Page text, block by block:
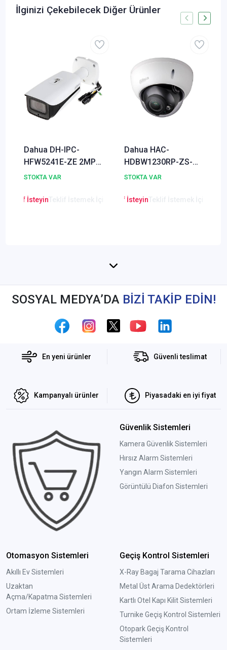
İlginizi Çekebilecek Diğer Ürünler
Dahua DH-IPC-
HFW5241E-ZE 2MP
İP Kişi Sayma ve
Kamerası
STOKTA VAR
Teklif İsteyin Teklif İstemek İçin Tıklayınız
Dahua HAC-
HDBW1230RP-ZS-S4
2MP Starlight HDCVI
STOKTA VAR
Lütfen Teklif İsteyin
SOSYAL MEDYA’DA BİZİ TAKİP EDİN!
En yeni ürünler Güvenli teslimat
Kampanyalı ürünler Piyasadaki en iyi fiyat
Güvenlik Sistemleri
Kamera Güvenlik Sistemleri
Hırsız Alarm Sistemleri
Yangın Alarm Sistemleri
Görüntülü Diafon Sistemleri
Otomasyon Sistemleri
Akıllı Ev Sistemleri
Uzaktan
Açma/Kapatma Sistemleri
Ortam İzleme Sistemleri
Geçiş Kontrol Sistemleri
X-Ray Bagaj Tarama Cihazları
Metal Üst Arama Dedektörleri
Kartlı Otel Kapı Kilit Sistemleri
Turnike Geçiş Kontrol Sistemleri
Otopark Geçiş Kontrol
Sistemleri